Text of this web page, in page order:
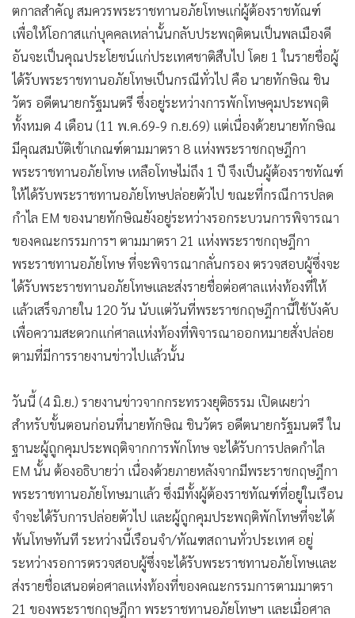
• เกม
• วิทยาศาสตร์
• SMEs
• หุ้น
• อินโดจีน
•
กองทุนรวม
Celeb Online
• Factcheck
• ญี่ปุ่น
• News1
• Gotomanager
ตกาลสำคัญ สมควรพระราชทานอภัยโทษแก่ผู้ต้องราชทัณฑ์
เพื่อให้โอกาสแก่บุคคลเหล่านั้นกลับประพฤติตนเป็นพลเมืองดี
อันจะเป็นคุณประโยชน์แก่ประเทศชาติสืบไป โดย 1 ในรายชื่อผู้
ได้รับพระราชทานอภัยโทษเป็นกรณีทั่วไป คือ นายทักษิณ ชิน
วัตร อดีตนายกรัฐมนตรี ซึ่งอยู่ระหว่างการพักโทษคุมประพฤติ
ทั้งหมด 4 เดือน (11 พ.ค.69-9 ก.ย.69) แต่เนื่องด้วยนายทักษิณ
มีคุณสมบัติเข้าเกณฑ์ตามมาตรา 8 แห่งพระราชกฤษฎีกา
พระราชทานอภัยโทษ เหลือโทษไม่ถึง 1 ปี จึงเป็นผู้ต้องราชทัณฑ์
ให้ได้รับพระราชทานอภัยโทษปล่อยตัวไป ขณะที่กรณีการปลด
กำไล EM ของนายทักษิณยังอยู่ระหว่างรอกระบวนการพิจารณา
ของคณะกรรมการฯ ตามมาตรา 21 แห่งพระราชกฤษฎีกา
พระราชทานอภัยโทษ ที่จะพิจารณากลั่นกรอง ตรวจสอบผู้ซึ่งจะ
ได้รับพระราชทานอภัยโทษและส่งรายชื่อต่อศาลแห่งท้องที่ให้
แล้วเสร็จภายใน 120 วัน นับแต่วันที่พระราชกฤษฎีกานี้ใช้บังคับ
เพื่อความสะดวกแก่ศาลแห่งท้องที่พิจารณาออกหมายสั่งปล่อย
ตามที่มีการรายงานข่าวไปแล้วนั้น
วันนี้ (4 มิ.ย.) รายงานข่าวจากกระทรวงยุติธรรม เปิดเผยว่า
สำหรับขั้นตอนก่อนที่นายทักษิณ ชินวัตร อดีตนายกรัฐมนตรี ใน
ฐานะผู้ถูกคุมประพฤติจากการพักโทษ จะได้รับการปลดกำไล
EM นั้น ต้องอธิบายว่า เนื่องด้วยภายหลังจากมีพระราชกฤษฎีกา
พระราชทานอภัยโทษมาแล้ว ซึ่งมีทั้งผู้ต้องราชทัณฑ์ที่อยู่ในเรือน
จำจะได้รับการปล่อยตัวไป และผู้ถูกคุมประพฤติพักโทษที่จะได้
พ้นโทษทันที ระหว่างนี้เรือนจำ/ทัณฑสถานทั่วประเทศ อยู่
ระหว่างรอการตรวจสอบผู้ซึ่งจะได้รับพระราชทานอภัยโทษและ
ส่งรายชื่อเสนอต่อศาลแห่งท้องที่ของคณะกรรมการตามมาตรา
21 ของพระราชกฤษฎีกา พระราชทานอภัยโทษฯ และเมื่อศาล